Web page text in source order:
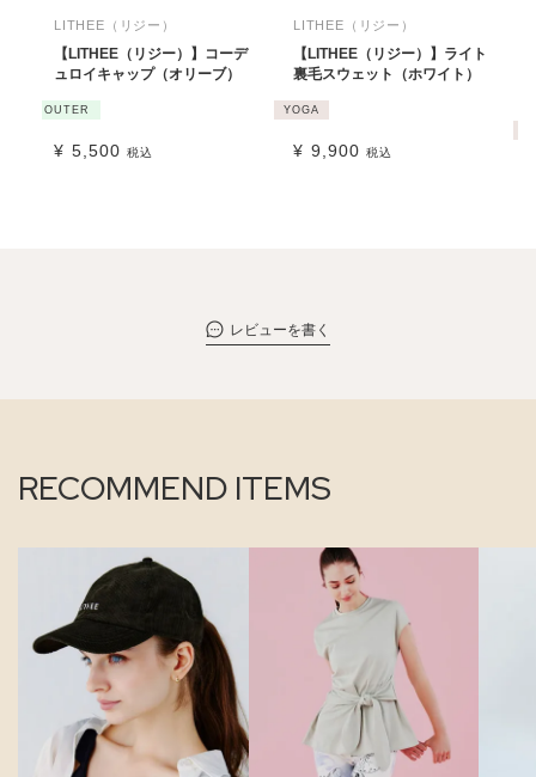
LITHEE（リジー）
【LITHEE（リジー）】コーデ
ュロイキャップ（オリーブ）
OUTER
¥ 5,500 税込
LITHEE（リジー）
【LITHEE（リジー）】ライト
裏毛スウェット（ホワイト）
YOGA
¥ 9,900 税込
レビューを書く
RECOMMEND ITEMS